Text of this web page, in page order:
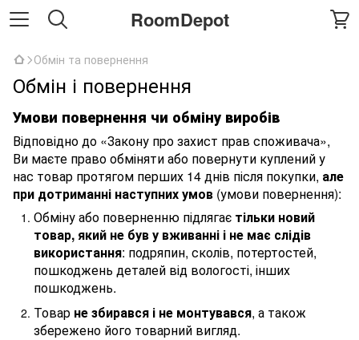
RoomDepot
Обмін та повернення
Обмін і повернення
Умови повернення чи обміну виробів
Відповідно до «Закону про захист прав споживача»,
Ви маєте право обміняти або повернути куплений у
нас товар протягом перших 14 днів після покупки, але
при дотриманні наступних умов (умови повернення):
Обміну або поверненню підлягає тільки новий
товар, який не був у вживанні і не має слідів
використання: подряпин, сколів, потертостей,
пошкоджень деталей від вологості, інших
пошкоджень.
Товар не збирався і не монтувався, а також
збережено його товарний вигляд.